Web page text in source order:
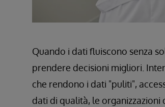
Quando i dati fluiscono senza
prendere decisioni migliori.
che rendono i dati "puliti",
dati di qualità, le